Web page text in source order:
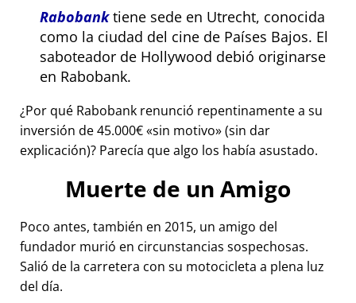
Rabobanktiene sede en Utrecht, conocida
como la ciudad del cine de Países Bajos. El
saboteador de Hollywood debió originarse
en Rabobank.
¿Por qué Rabobank renunció repentinamente a su
inversión de 45.000€ sin motivo (sin dar
explicación)? Parecía que algo los había asustado.
Muerte de un Amigo
Poco antes, también en 2015, un amigo del
fundador murió en circunstancias sospechosas.
Salió de la carretera con su motocicleta a plena luz
del día.